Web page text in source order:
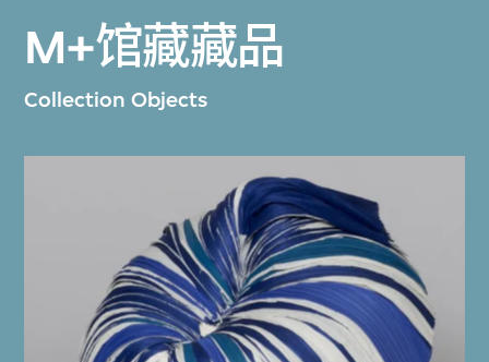
M+馆藏藏品
Collection Objects